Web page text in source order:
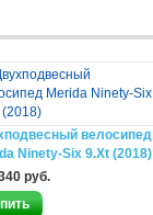
велосипед
Ninety-Six 9.Xt (2018)
руб.